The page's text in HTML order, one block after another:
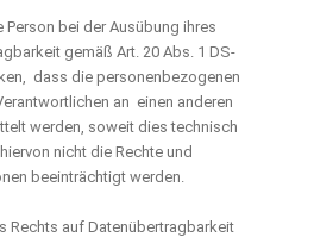
bei der Ausübung ihres
gemäß Art. 20 Abs. 1 DS-
dass die personenbezogenen
an einen anderen
werden, soweit dies technisch
nicht die Rechte und
beeinträchtigt werden.
Rechts auf Datenübertragbarkeit